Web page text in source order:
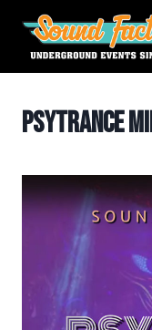
sisältöön
Psytrance